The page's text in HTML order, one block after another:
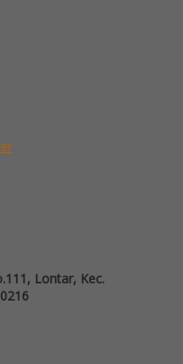
Lontar, Kec.